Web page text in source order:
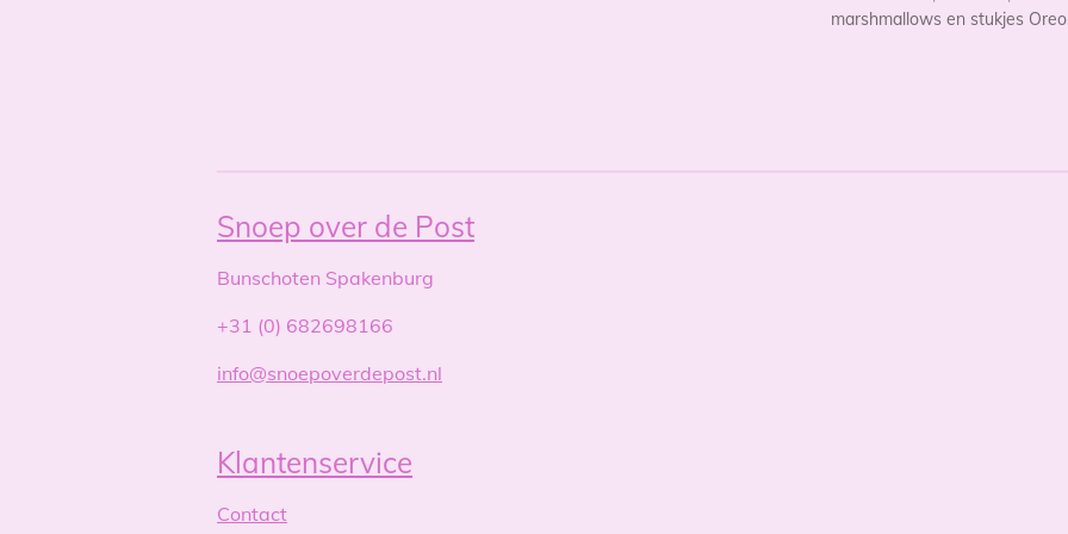
marshmallows en stukjes
Snoep over de Post
Bunschoten Spakenburg
+31 (0) 682698166
info@snoepoverdepost.nl
Klantenservice
Contact